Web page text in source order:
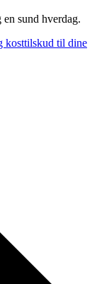
sund hverdag.
kosttilskud til dine